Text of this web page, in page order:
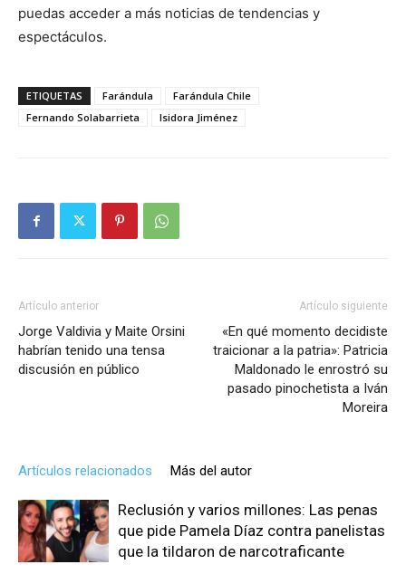
puedas acceder a más noticias de tendencias y
espectáculos.
ETIQUETAS Farándula
Farándula Chile
Fernando Solabarrieta
Isidora Jiménez
Artículo anterior
Jorge Valdivia y Maite Orsini
habrían tenido una tensa
discusión en público
Artículo siguiente
«En qué momento decidiste
traicionar a la patria»: Patricia
Maldonado le enrostró su
pasado pinochetista a Iván
Moreira
Artículos relacionados Más del autor
Reclusión y varios millones: Las penas
que pide Pamela Díaz contra panelistas
que la tildaron de narcotraficante